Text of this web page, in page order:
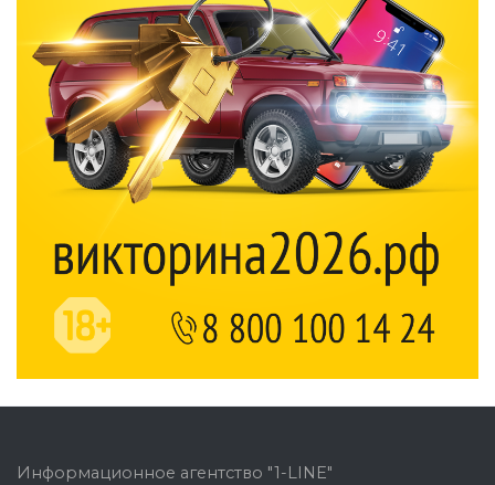
Информационное агентство "1-LINE"